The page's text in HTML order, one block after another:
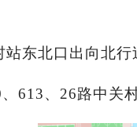
站东北口出向北
613、26路中关